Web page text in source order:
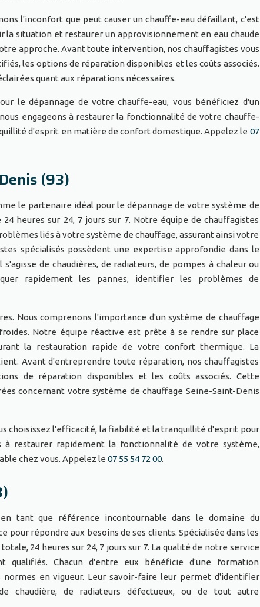
l'inconfort que peut causer un chauffe-eau défaillant, c'est
situation et restaurer un approvisionnement en eau chaude
approche. Avant toute intervention, nos chauffagistes vous
les options de réparation disponibles et les coûts associés.
quant aux réparations nécessaires.
le dépannage de votre chauffe-eau, vous bénéficiez d'un
engageons à restaurer la fonctionnalité de votre chauffe-
d'esprit en matière de confort domestique. Appelez le 07
(93)
le partenaire idéal pour le dépannage de votre système de
heures sur 24, 7 jours sur 7. Notre équipe de chauffagistes
liés à votre système de chauffage, assurant ainsi votre
spécialisés possèdent une expertise approfondie dans le
de chaudières, de radiateurs, de pompes à chaleur ou
rapidement les pannes, identifier les problèmes de
Nous comprenons l'importance d'un système de chauffage
Notre équipe réactive est prête à se rendre sur place
la restauration rapide de votre confort thermique. La
Avant d'entreprendre toute réparation, nos chauffagistes
de réparation disponibles et les coûts associés. Cette
concernant votre système de chauffage Seine-Saint-Denis
choisissez l'efficacité, la fiabilité et la tranquillité d'esprit pour
à restaurer rapidement la fonctionnalité de votre système,
chez vous. Appelez le 07 55 54 72 00.
tant que référence incontournable dans le domaine du
répondre aux besoins de ses clients. Spécialisée dans les
24 heures sur 24, 7 jours sur 7. La qualité de notre service
qualifiés. Chacun d'entre eux bénéficie d'une formation
en vigueur. Leur savoir-faire leur permet d'identifier
chaudière, de radiateurs défectueux, ou de tout autre